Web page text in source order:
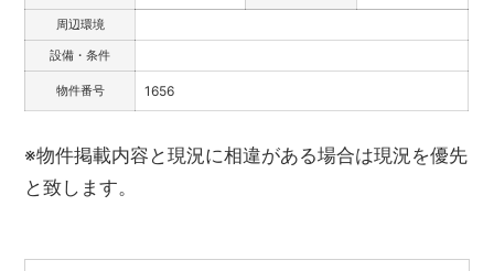
周辺環境
設備・条件
物件番号 1656
※物件掲載内容と現況に相違がある場合は現況を優先
と致します。